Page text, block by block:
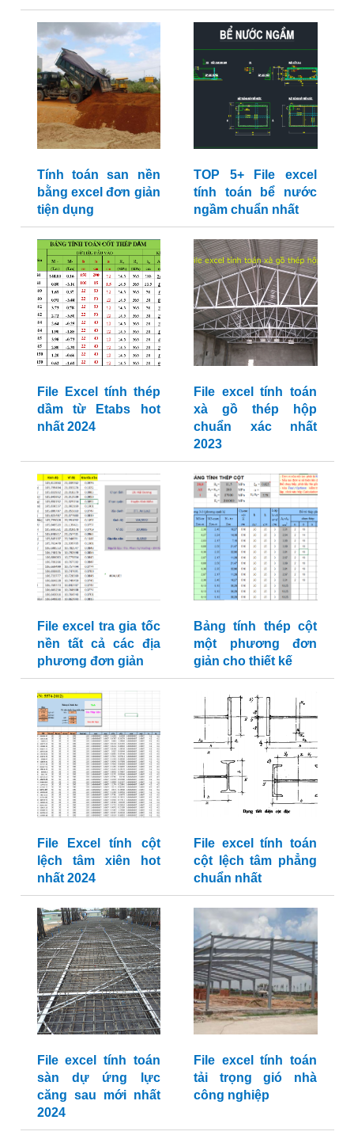
Tính toán san nền
bằng excel đơn giản
tiện dụng
TOP 5+ File excel
tính toán bể nước
ngầm chuẩn nhất
File Excel tính thép
dầm từ Etabs hot
nhất 2024
File excel tính toán
xà gồ thép hộp
chuẩn xác nhất
2023
File excel tra gia tốc
nền tất cả các địa
phương đơn giản
Bảng tính thép cột
một phương đơn
giản cho thiết kế
File Excel tính cột
lệch tâm xiên hot
nhất 2024
File excel tính toán
cột lệch tâm phẳng
chuẩn nhất
File excel tính toán
sàn dự ứng lực
căng sau mới nhất
2024
File excel tính toán
tải trọng gió nhà
công nghiệp